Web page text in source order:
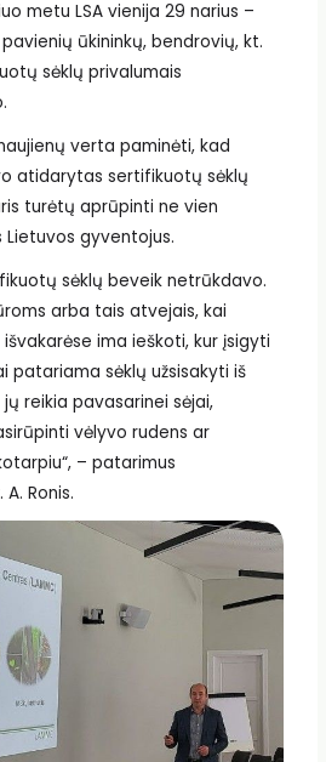
metu LSA vienija 29 narius –
ūkininkų, bendrovių, kt.
sėklų privalumais
verta paminėti, kad
atidarytas sertifikuotų sėklų
turėtų aprūpinti ne vien
Lietuvos gyventojus.
sėklų beveik netrūkdavo.
arba tais atvejais, kai
ima ieškoti, kur įsigyti
patariama sėklų užsisakyti iš
reikia pavasarinei sėjai,
vėlyvo rudens ar
– patarimus
Ronis.